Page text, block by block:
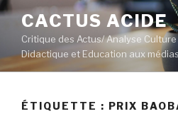
Aller
contenu
principal
CACTUS ACIDE
Critique des Actus/ Analyse Culture
Didactique et Education aux médias
ÉTIQUETTE : PRIX